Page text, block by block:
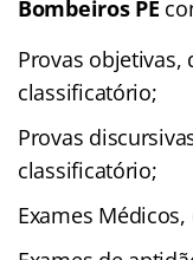
Bombeiros PE
Provas
classificatório;
Provas
classificatório;
Exames